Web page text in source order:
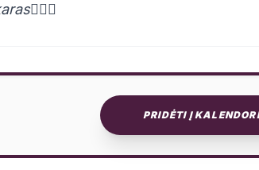
PRIDĖTI Į